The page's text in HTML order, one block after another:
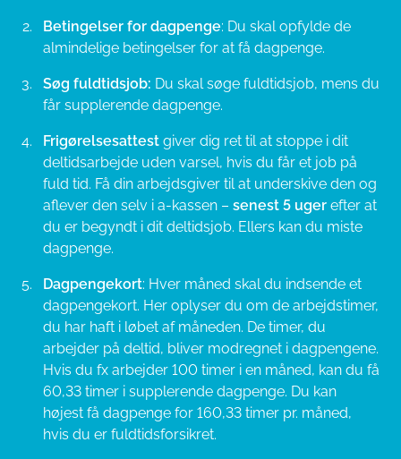
Betingelser for dagpenge: Du skal opfylde de
almindelige betingelser for at få dagpenge.
Søg fuldtidsjob: Du skal søge fuldtidsjob, mens du
får supplerende dagpenge.
Frigørelsesattest giver dig ret til at stoppe i dit
deltidsarbejde uden varsel, hvis du får et job på
fuld tid. Få din arbejdsgiver til at underskive den og
aflever den selv i a-kassen – senest 5 uger efter at
du er begyndt i dit deltidsjob. Ellers kan du miste
dagpenge.
Dagpengekort: Hver måned skal du indsende et
dagpengekort. Her oplyser du om de arbejdstimer,
du har haft i løbet af måneden. De timer, du
arbejder på deltid, bliver modregnet i dagpengene.
Hvis du fx arbejder 100 timer i en måned, kan du få
60,33 timer i supplerende dagpenge. Du kan
højest få dagpenge for 160,33 timer pr. måned,
hvis du er fuldtidsforsikret.